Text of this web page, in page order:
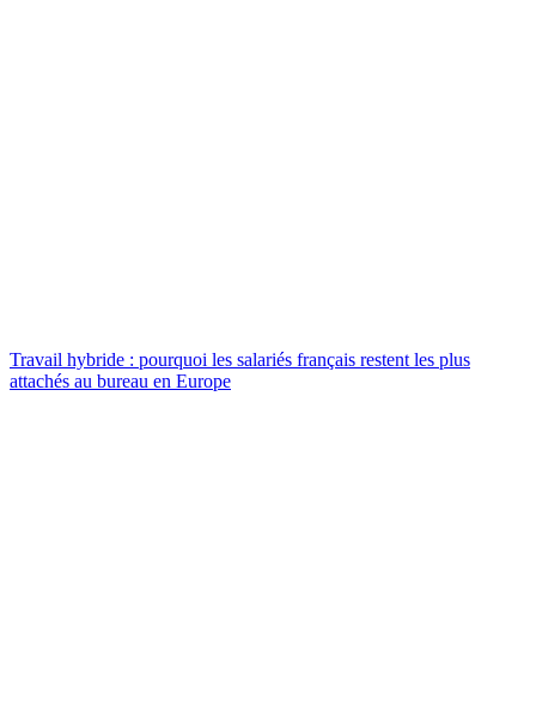
Travail hybride : pourquoi les salariés français restent les plus
attachés au bureau en Europe